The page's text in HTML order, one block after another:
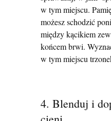
w tym miejscu.
możesz schodzić
między kącikiem
końcem brwi.
w tym miejscu
4. Blenduj i